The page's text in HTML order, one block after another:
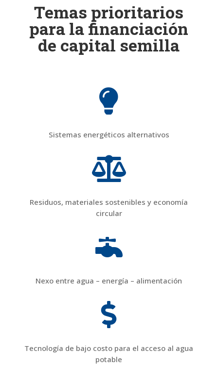
Temas prioritarios
para la financiación
de capital semilla

Sistemas energéticos alternativos

Residuos, materiales sostenibles y economía
circular

Nexo entre agua – energía – alimentación

Tecnología de bajo costo para el acceso al agua
potable